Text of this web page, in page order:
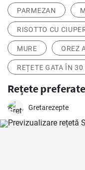
PARMEZAN
RISOTTO CU
MURE OREZ
REȚETE GATA ÎN
Rețete preferate
Gretarezepte